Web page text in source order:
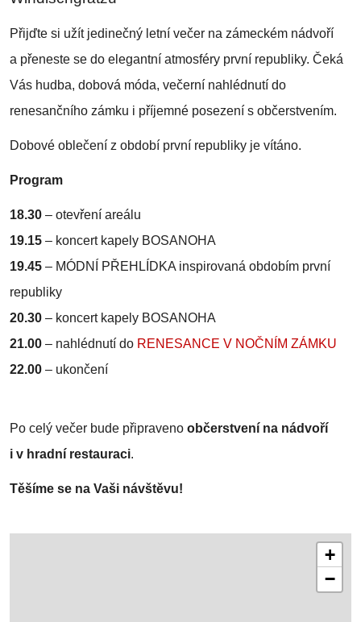
Přijďte si užít jedinečný letní večer na zámeckém nádvoří
a přeneste se do elegantní atmosféry první republiky. Čeká
Vás hudba, dobová móda, večerní nahlédnutí do
renesančního zámku i příjemné posezení s občerstvením.
Dobové oblečení z období první republiky je vítáno.
Program
18.30 – otevření areálu
19.15 – koncert kapely BOSANOHA
19.45 – MÓDNÍ PŘEHLÍDKA inspirovaná obdobím první
republiky
20.30 – koncert kapely BOSANOHA
21.00 – nahlédnutí do RENESANCE V NOČNÍM ZÁMKU
22.00 – ukončení
Po celý večer bude připraveno občerstvení na nádvoří
i v hradní restauraci.
Těšíme se na Vaši návštěvu!
+
−